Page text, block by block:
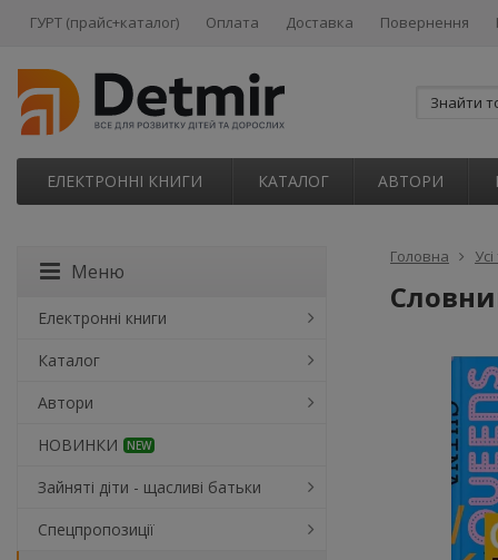
ГУРТ (прайс+каталог) Оплата Доставка Повернення
ЕЛЕКТРОННІ КНИГИ КАТАЛОГ АВТОРИ
Головна
Меню
Електронні книги
Каталог
Автори
НОВИНКИ
NEW
Зайняті діти - щасливі батьки
Спецпропозиції